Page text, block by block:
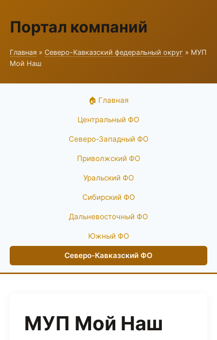
Портал компаний
Главная » Северо-Кавказский федеральный округ » МУП
Мой Наш
🏠 Главная
Центральный ФО
Северо-Западный ФО
Приволжский ФО
Уральский ФО
Сибирский ФО
Дальневосточный ФО
Южный ФО
Северо-Кавказский ФО
МУП Мой Наш